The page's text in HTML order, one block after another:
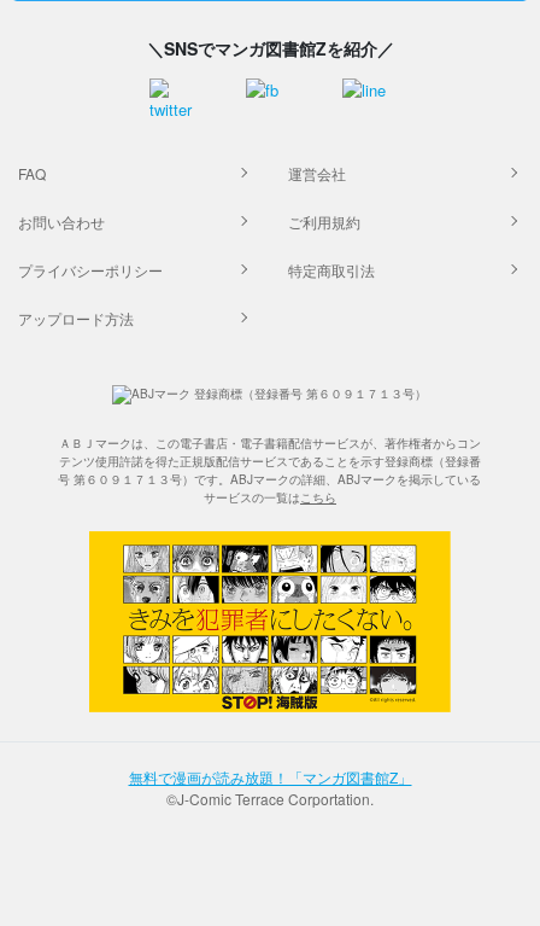
＼SNSでマンガ図書館Zを紹介／
FAQ 運営会社
お問い合わせ ご利用規約
プライバシーポリシー 特定商取引法
アップロード方法
ＡＢＪマークは、この電子書店・電子書籍配信サービスが、著作権者からコン
テンツ使用許諾を得た正規版配信サービスであることを示す登録商標（登録番
号 第６０９１７１３号）です。ABJマークの詳細、ABJマークを掲示している
サービスの一覧はこちら
無料で漫画が読み放題！「マンガ図書館Z」
©J-Comic Terrace Corportation.